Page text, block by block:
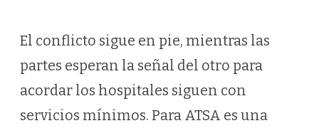
El conflicto sigue en pie, mientras las
partes esperan la señal del otro para
acordar los hospitales siguen con
servicios mínimos. Para ATSA es una